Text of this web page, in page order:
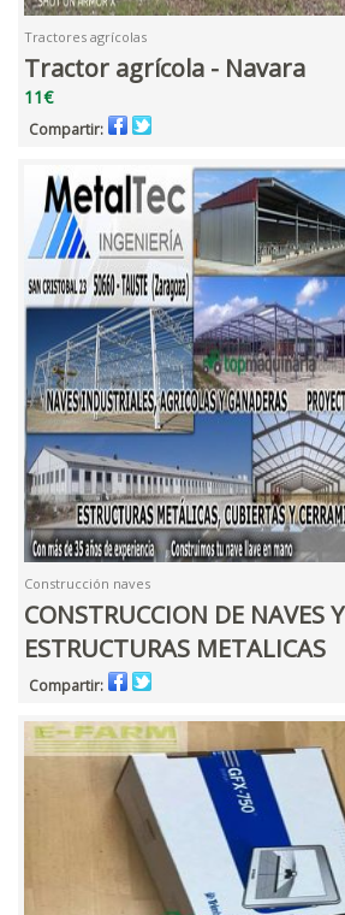
Tractores agrícolas
Tractor agrícola - Navara
11€
Compartir:
Construcción naves
CONSTRUCCION DE NAVES Y
ESTRUCTURAS METALICAS
Compartir: